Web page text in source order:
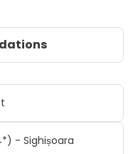
- Sighișoara